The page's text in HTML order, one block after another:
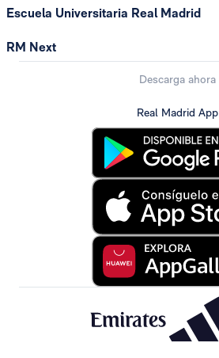
Escuela Universitaria Real Madrid
RM Next
Descarga ahora
Real Madrid App